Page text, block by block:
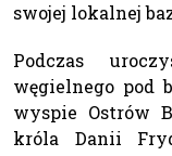
swojej lokalnej
Podczas
węgielnego pod
wyspie Ostrów
króla Danii